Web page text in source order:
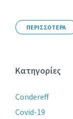
ΠΕΡΙΣΣΟΤΕΡΑ
Κατηγορίες
Condereff
Covid-19